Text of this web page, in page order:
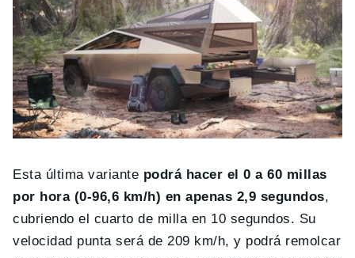
Esta última variante podrá hacer el 0 a 60 millas
por hora (0-96,6 km/h) en apenas 2,9 segundos,
cubriendo el cuarto de milla en 10 segundos. Su
velocidad punta será de 209 km/h, y podrá remolcar